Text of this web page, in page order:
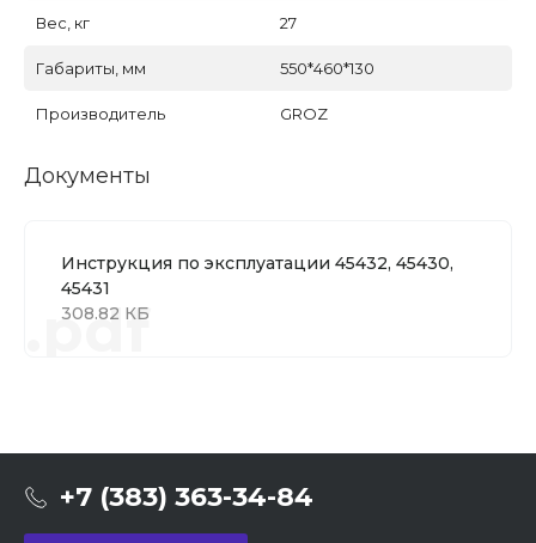
Вес, кг 27
Габариты, мм 550*460*130
Производитель GROZ
Документы
Инструкция по эксплуатации 45432, 45430,
45431
308.82 КБ
.pdf
+7 (383) 363-34-84